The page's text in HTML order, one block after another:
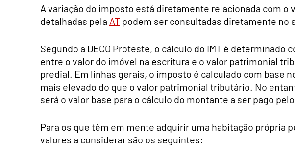
A variação do imposto está diretamente relacionada com o
detalhadas pela AT podem ser consultadas diretamente no
Segundo a DECO Proteste, o cálculo do IMT é determinado
entre o valor do imóvel na escritura e o valor patrimonial
predial. Em linhas gerais, o imposto é calculado com base
mais elevado do que o valor patrimonial tributário. No
será o valor base para o cálculo do montante a ser pago
Para os que têm em mente adquirir uma habitação própria
valores a considerar são os seguintes: